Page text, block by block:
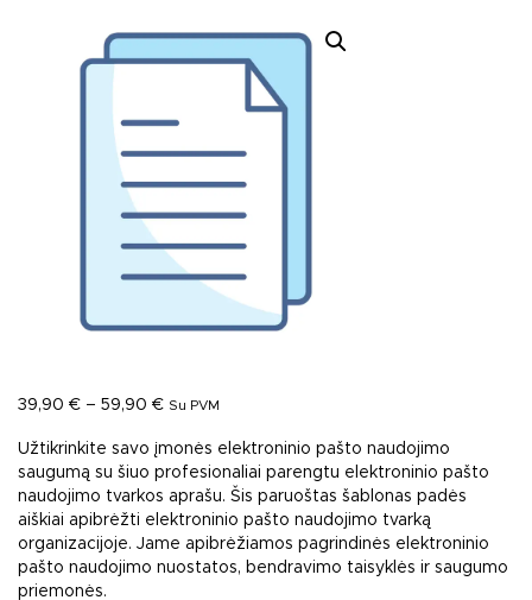
39,90 € – 59,90 €Price range: 39,90 € through 59,90 €
Su PVM
Užtikrinkite savo įmonės elektroninio pašto naudojimo
saugumą su šiuo profesionaliai parengtu elektroninio pašto
naudojimo tvarkos aprašu. Šis paruoštas šablonas padės
aiškiai apibrėžti elektroninio pašto naudojimo tvarką
organizacijoje. Jame apibrėžiamos pagrindinės elektroninio
pašto naudojimo nuostatos, bendravimo taisyklės ir saugumo
priemonės.